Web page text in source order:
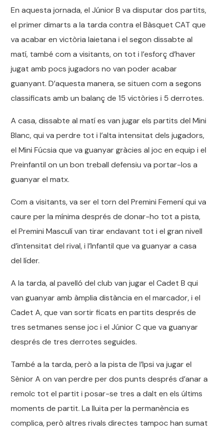
En aquesta jornada, el Júnior B va disputar dos partits,
el primer dimarts a la tarda contra el Bàsquet CAT que
va acabar en victòria laietana i el segon dissabte al
matí, també com a visitants, on tot i l’esforç d’haver
jugat amb pocs jugadors no van poder acabar
guanyant. D’aquesta manera, se situen com a segons
classificats amb un balanç de 15 victòries i 5 derrotes.
A casa, dissabte al matí es van jugar els partits del Mini
Blanc, qui va perdre tot i l’alta intensitat dels jugadors,
el Mini Fúcsia que va guanyar gràcies al joc en equip i el
Preinfantil on un bon treball defensiu va portar-los a
guanyar el matx.
Com a visitants, va ser el torn del Premini Femení qui va
caure per la mínima després de donar-ho tot a pista,
el Premini Masculí van tirar endavant tot i el gran nivell
d’intensitat del rival, i l’Infantil que va guanyar a casa
del líder.
A la tarda, al pavelló del club van jugar el Cadet B qui
van guanyar amb àmplia distància en el marcador, i el
Cadet A, que van sortir ficats en partits després de
tres setmanes sense joc i el Júnior C que va guanyar
després de tres derrotes seguides.
També a la tarda, però a la pista de l’Ipsi va jugar el
Sènior A on van perdre per dos punts després d’anar a
remolc tot el partit i posar-se tres a dalt en els últims
moments de partit. La lluita per la permanència es
complica, però altres rivals directes tampoc han sumat